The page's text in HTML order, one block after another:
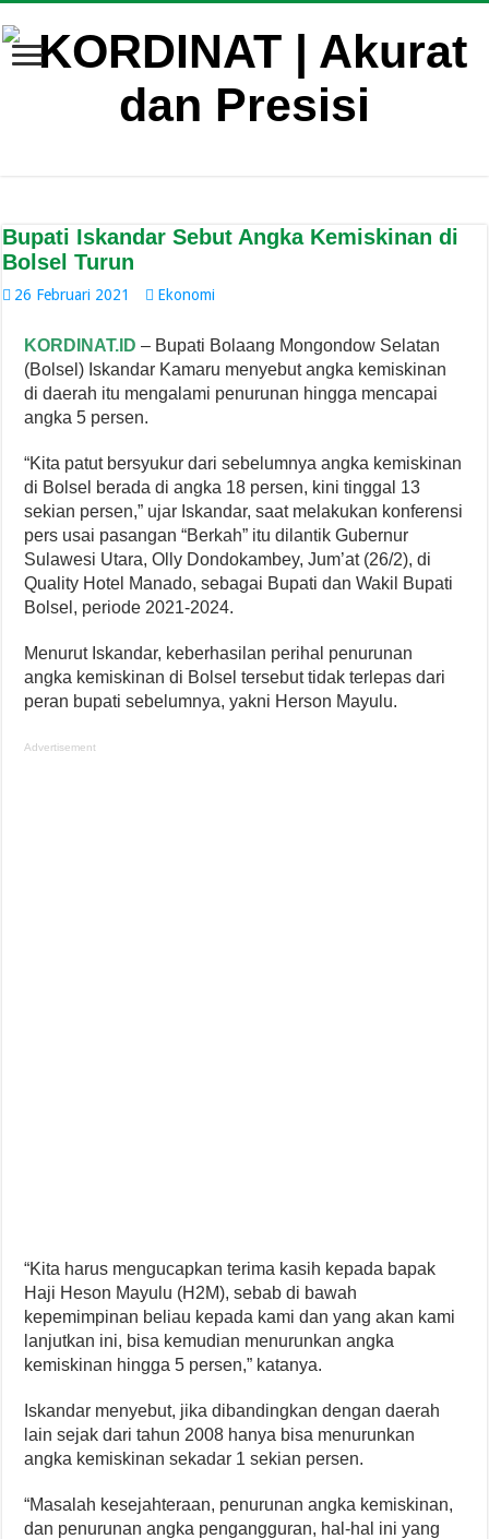
Bupati Iskandar Sebut Angka Kemiskinan di
Bolsel Turun
26 Februari 2021 Ekonomi
KORDINAT.ID – Bupati Bolaang Mongondow Selatan
(Bolsel) Iskandar Kamaru menyebut angka kemiskinan
di daerah itu mengalami penurunan hingga mencapai
angka 5 persen.
“Kita patut bersyukur dari sebelumnya angka kemiskinan
di Bolsel berada di angka 18 persen, kini tinggal 13
sekian persen,” ujar Iskandar, saat melakukan konferensi
pers usai pasangan “Berkah” itu dilantik Gubernur
Sulawesi Utara, Olly Dondokambey, Jum’at (26/2), di
Quality Hotel Manado, sebagai Bupati dan Wakil Bupati
Bolsel, periode 2021-2024.
Menurut Iskandar, keberhasilan perihal penurunan
angka kemiskinan di Bolsel tersebut tidak terlepas dari
peran bupati sebelumnya, yakni Herson Mayulu.
Advertisement
“Kita harus mengucapkan terima kasih kepada bapak
Haji Heson Mayulu (H2M), sebab di bawah
kepemimpinan beliau kepada kami dan yang akan kami
lanjutkan ini, bisa kemudian menurunkan angka
kemiskinan hingga 5 persen,” katanya.
Iskandar menyebut, jika dibandingkan dengan daerah
lain sejak dari tahun 2008 hanya bisa menurunkan
angka kemiskinan sekadar 1 sekian persen.
“Masalah kesejahteraan, penurunan angka kemiskinan,
dan penurunan angka pengangguran, hal-hal ini yang